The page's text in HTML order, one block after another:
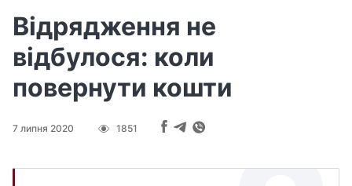
Відрядження не
відбулося: коли
повернути кошти
7 липня 2020 1851